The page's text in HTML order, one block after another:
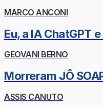
MARCO ANCONI
Eu, a IA ChatGPT
GEOVANI BERNO
Morreram JÔ
ASSIS CANUTO